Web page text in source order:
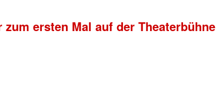
ersten Mal auf der Theaterbühne